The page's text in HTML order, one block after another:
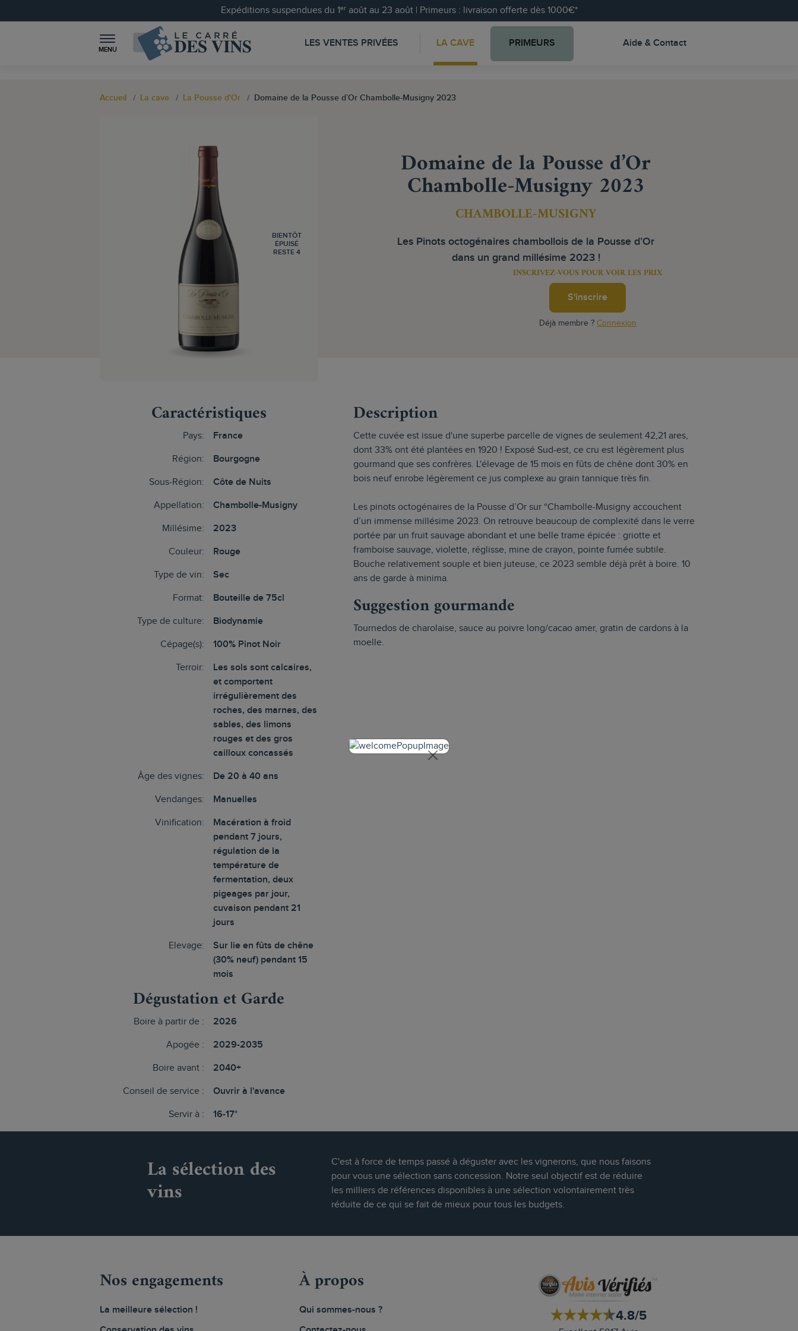
Expéditions suspendues du 1ᵉʳ août au 23 août | Primeurs : livraison offerte dès 1000€*
MENU
LES VENTES PRIVÉES LA CAVE PRIMEURS Aide & Contact
Accueil La cave La Pousse d'Or Domaine de la Pousse d’Or Chambolle-Musigny 2023
BIENTÔT
ÉPUISÉ
RESTE 4
Domaine de la Pousse d’Or
Chambolle-Musigny 2023
CHAMBOLLE-MUSIGNY
Les Pinots octogénaires chambollois de la Pousse d’Or
dans un grand millésime 2023 !
INSCRIVEZ-VOUS POUR VOIR LES PRIX
S'inscrire
Déjà membre ? Connexion
Caractéristiques
Pays: France
Région: Bourgogne
Sous-Région: Côte de Nuits
Appellation: Chambolle-Musigny
Millésime: 2023
Couleur: Rouge
Type de vin: Sec
Format: Bouteille de 75cl
Type de culture: Biodynamie
Cépage(s): 100% Pinot Noir
Terroir:
Les sols sont calcaires,
et comportent
irrégulièrement des
roches, des marnes, des
sables, des limons
rouges et des gros
cailloux concassés
Âge des vignes: De 20 à 40 ans
Vendanges: Manuelles
Vinification:
Macération à froid
pendant 7 jours,
régulation de la
température de
fermentation, deux
pigeages par jour,
cuvaison pendant 21
jours
Elevage:
Sur lie en fûts de chêne
(30% neuf) pendant 15
mois
Dégustation et Garde
Boire à partir de : 2026
Apogée : 2029-2035
Boire avant : 2040+
Conseil de service : Ouvrir à l'avance
Servir à : 16-17°
Description
Cette cuvée est issue d'une superbe parcelle de vignes de seulement 42,21 ares,
dont 33% ont été plantées en 1920 ! Exposé Sud-est, ce cru est légèrement plus
gourmand que ses confrères. L'élevage de 15 mois en fûts de chêne dont 30% en
bois neuf enrobe légèrement ce jus complexe au grain tannique très fin.
Les pinots octogénaires de la Pousse d’Or sur “Chambolle-Musigny accouchent
d’un immense millésime 2023. On retrouve beaucoup de complexité dans le verre
portée par un fruit sauvage abondant et une belle trame épicée : griotte et
framboise sauvage, violette, réglisse, mine de crayon, pointe fumée subtile.
Bouche relativement souple et bien juteuse, ce 2023 semble déjà prêt à boire. 10
ans de garde à minima.
Suggestion gourmande
Tournedos de charolaise, sauce au poivre long/cacao amer, gratin de cardons à la
moelle.
La sélection des
vins
C'est à force de temps passé à déguster avec les vignerons, que nous faisons
pour vous une sélection sans concession. Notre seul objectif est de réduire
les milliers de références disponibles à une sélection volontairement très
réduite de ce qui se fait de mieux pour tous les budgets.
Nos engagements
La meilleure sélection !
À propos
Qui sommes-nous ?
4.8/5